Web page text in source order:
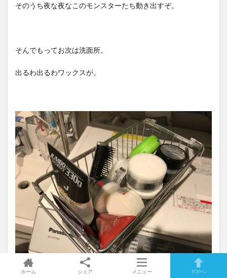
そのうち夜な夜なこのモンスターたち動き出すぞ。
そんでもってお次は洗面所。
出るわ出るわワックスが。
ホーム シェア メニュー TOPへ